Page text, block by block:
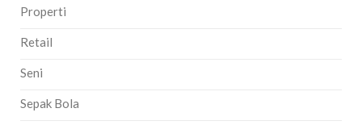
Properti
Retail
Seni
Sepak Bola